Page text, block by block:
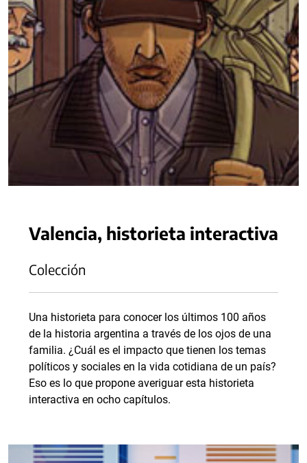
Valencia, historieta interactiva
Colección
Una historieta para conocer los últimos 100 años
de la historia argentina a través de los ojos de una
familia. ¿Cuál es el impacto que tienen los temas
políticos y sociales en la vida cotidiana de un país?
Eso es lo que propone averiguar esta historieta
interactiva en ocho capítulos.